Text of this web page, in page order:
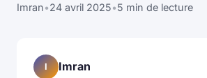
Imran•24 avril 2025•5 min de lecture
I Imran